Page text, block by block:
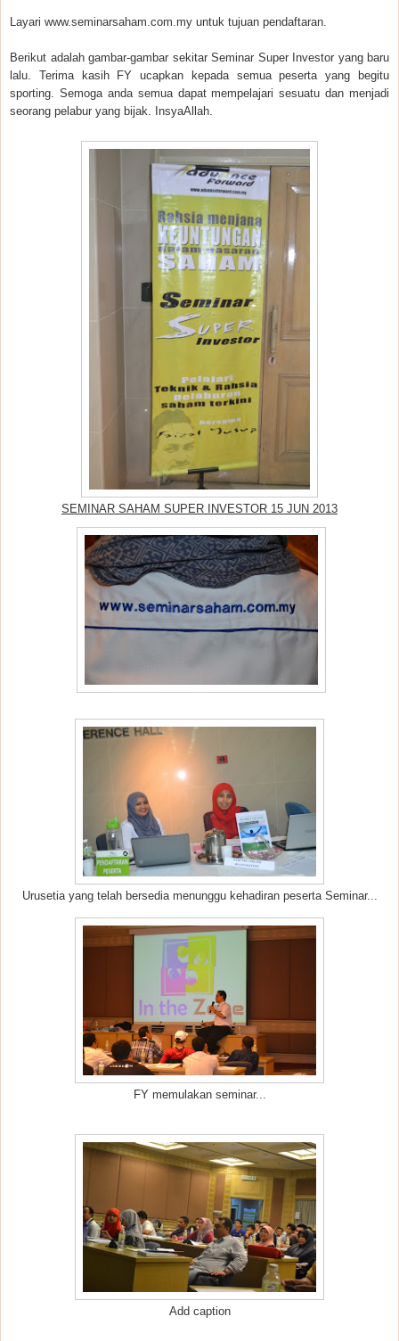
Layari www.seminarsaham.com.my untuk tujuan pendaftaran.
Berikut adalah gambar-gambar sekitar Seminar Super Investor yang baru
lalu. Terima kasih FY ucapkan kepada semua peserta yang begitu
sporting. Semoga anda semua dapat mempelajari sesuatu dan menjadi
seorang pelabur yang bijak. InsyaAllah.
SEMINAR SAHAM SUPER INVESTOR 15 JUN 2013
Urusetia yang telah bersedia menunggu kehadiran peserta Seminar...
FY memulakan seminar...
Add caption